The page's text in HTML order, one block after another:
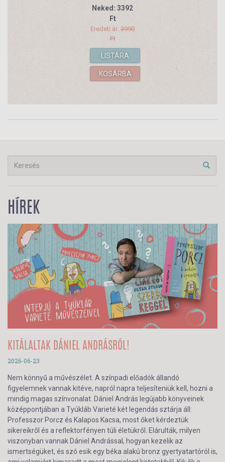
normális
család 1.
Neked: 3392
Ft
Eredeti ár: 3990
Ft
LISTÁRA
KOSÁRBA
HÍREK
KITÁLALTAK DÁNIEL ANDRÁSRÓL!
2026-06-23
Nem könnyű a művészélet. A színpadi előadók állandó
figyelemnek vannak kitéve, napról napra teljesíteniük kell, hozni a
mindig magas színvonalat. Dániel András legújabb könyveinek
középpontjában a Tyúkláb Varieté két legendás sztárja áll:
Professzor Porcz és Kalapos Kacsa, most őket kérdeztük
sikereikről és a reflektorfényen túli életükről. Elárulták, milyen
viszonyban vannak Dániel Andrással, hogyan kezelik az
ismertségüket, és szó esik egy béka alakú bronz gyertyatartóról is,